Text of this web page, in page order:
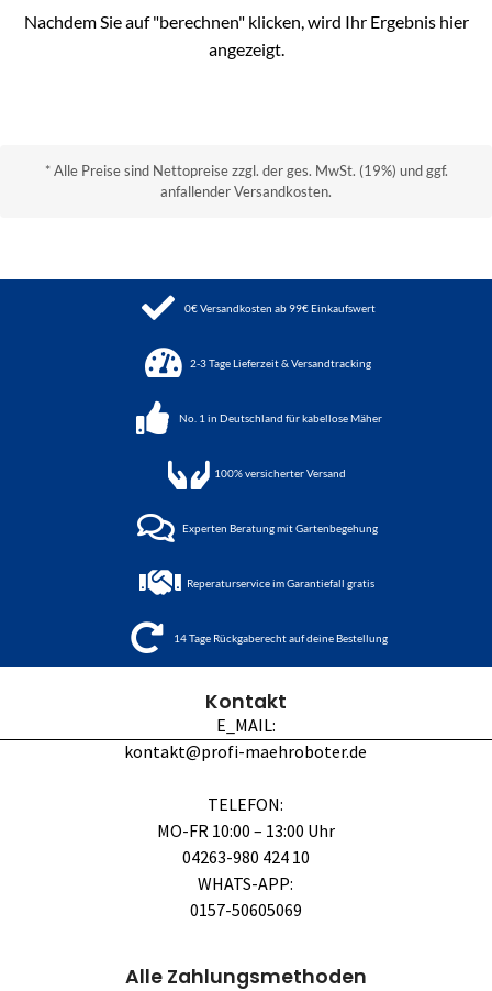
Nachdem Sie auf "berechnen" klicken, wird Ihr Ergebnis hier
angezeigt.
* Alle Preise sind Nettopreise zzgl. der ges. MwSt. (19%) und ggf.
anfallender Versandkosten.
0€ Versandkosten ab 99€ Einkaufswert
2-3 Tage Lieferzeit & Versandtracking
No. 1 in Deutschland für kabellose Mäher
100%versicherter Versand
Experten Beratung mit Gartenbegehung
Reperaturservice im Garantiefall gratis
14 Tage Rückgaberecht auf deine Bestellung
Kontakt
E_MAIL:
kontakt@profi-maehroboter.de
TELEFON:
MO-FR 10:00 – 13:00 Uhr
04263-980 424 10
WHATS-APP:
0157-50605069
Alle Zahlungsmethoden